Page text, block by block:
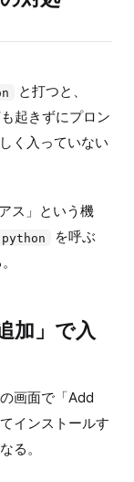
と打つと、
起きずにプロン
く入っていない
ス」という機
python
を呼ぶ
加」で入
画面で「Add
インストールす
る。